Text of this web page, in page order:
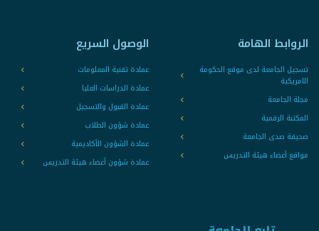
الروابط الهامة
تسجيل الجامعة لدى موقع الحكومة
الامريكية
مجلة الجامعة
المكتبة الرقمية
صحيفة صدى الجامعة
مواقع أعضاء هيئة التدريس
الوصول السريع
عمادة تقنية المعلومات
عمادة الدراسات العليا
عمادة القبول والتسجيل
عمادة شؤون الطلاب
عمادة الشؤون الأكاديمية
عمادة شؤون أعضاء هيئة التدريس